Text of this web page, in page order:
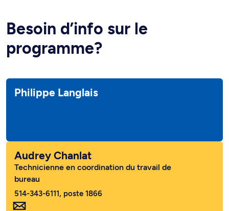
Besoin d’info sur le
programme?
Philippe Langlais
Audrey Chanlat
Technicienne en coordination du travail de
bureau
514-343-6111, poste 1866